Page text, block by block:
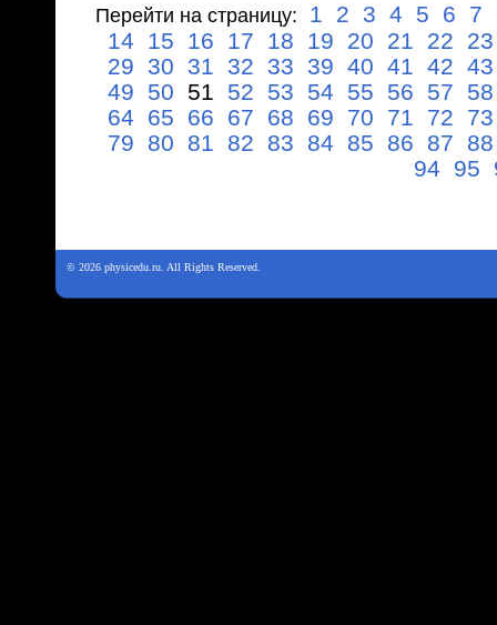
Перейти на страницу:
1 2 3 4 5 6 7
14 15 16 17 18 19 20 21 22 23
29 30 31 32 33 39 40 41 42 43
49 50 51 52 53 54 55 56 57 58
64 65 66 67 68 69 70 71 72 73
79 80 81 82 83 84 85 86 87 88
94 95
© 2026 physicedu.ru. All Rights Reserved.